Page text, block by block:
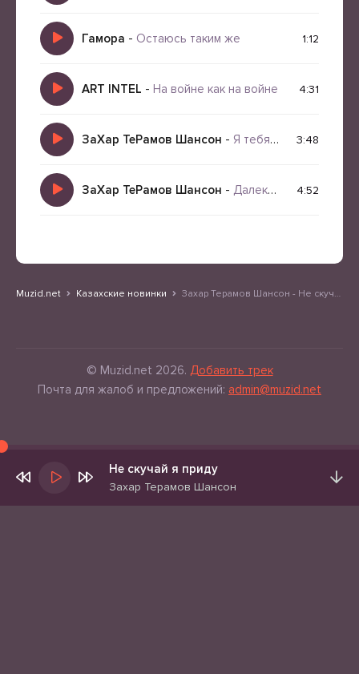
Гамора - Остаюсь таким же 1:12
ART INTEL - На войне как на войне 4:31
ЗаХар ТеРамов Шансон - Я тебя всегда буду ждать 3:48
ЗаХар ТеРамов Шансон - Далеко ты от меня 4:52
Muzid.net Казахские новинки Захар Терамов Шансон - Не скучай я приду
© Muzid.net 2026. Добавить трек
Почта для жалоб и предложений: admin@muzid.net
Не скучай я приду
Захар Терамов Шансон